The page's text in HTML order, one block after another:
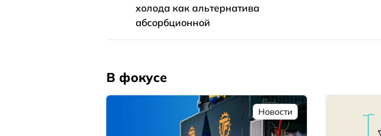
холода как альтернатива
абсорбционной
В фокусе
Новости